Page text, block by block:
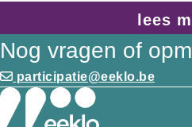
aan de Meetjeslandse
lees
Nog vragen of
participatie@eeklo.be